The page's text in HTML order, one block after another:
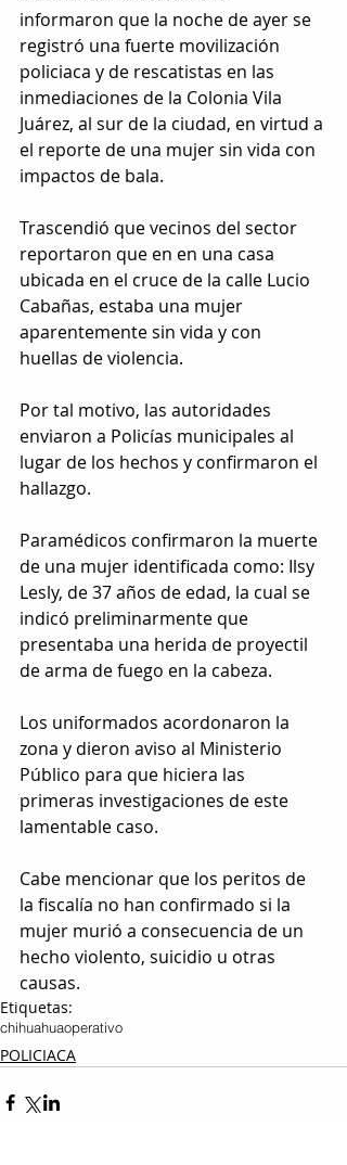
informaron que la noche de ayer se
registró una fuerte movilización
policiaca y de rescatistas en las
inmediaciones de la Colonia Vila
Juárez, al sur de la ciudad, en virtud a
el reporte de una mujer sin vida con
impactos de bala.
Trascendió que vecinos del sector
reportaron que en en una casa
ubicada en el cruce de la calle Lucio
Cabañas, estaba una mujer
aparentemente sin vida y con
huellas de violencia.
Por tal motivo, las autoridades
enviaron a Policías municipales al
lugar de los hechos y confirmaron el
hallazgo.
Paramédicos confirmaron la muerte
de una mujer identificada como: Ilsy
Lesly, de 37 años de edad, la cual se
indicó preliminarmente que
presentaba una herida de proyectil
de arma de fuego en la cabeza.
Los uniformados acordonaron la
zona y dieron aviso al Ministerio
Público para que hiciera las
primeras investigaciones de este
lamentable caso.
Cabe mencionar que los peritos de
la fiscalía no han confirmado si la
mujer murió a consecuencia de un
hecho violento, suicidio u otras
causas.
Etiquetas:
chihuahuaoperativo
POLICIACA